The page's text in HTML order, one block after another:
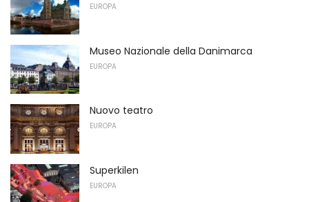
EUROPA
Museo Nazionale della Danimarca
EUROPA
Nuovo teatro
EUROPA
Superkilen
EUROPA